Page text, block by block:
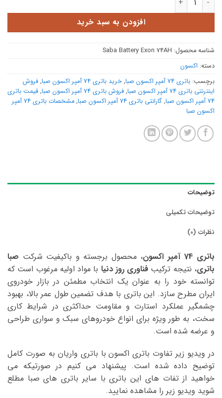
افزودن به سبد خرید
شناسه محصول: Saba Battery Exon 74AH
دسته: اکسون
برچسب: باتری 74 آمپر اکسون صبا , خرید باتری 74 آمپر اکسون صبا , فروش
اینترنتی باتری 74 آمپر اکسون صبا
, فروش باتری 74 آمپر اکسون صبا , قیمت باتری
74 آمپر اکسون صبا
, گارانتی باتری 74 آمپر اکسون صبا ,
مشخصات باتری 74 آمپر
اکسون صبا
توضیحات
توضیحات تکمیلی
نظرات (0)
باتری 74 آمپر اکسون ، محصول برجسته و باکیفیت شرکت صبا
باتری، نتیجه ترکیب فناوری روز دنیا با مواد اولیه مرغوب است که
توانسته خود را به عنوان یک انتخاب مطمئن در بازار خودروی
ایران مطرح سازد. این باتری با هدف تضمین طول عمر بالا، بهبود
چشمگیر عملکرد استارت و مقاومت حداکثری در شرایط کاری
سخت، به طور ویژه برای انواع خودروهای سبک و سواری طراحی
و عرضه شده است.
در ویدیو زیر تفاوت باتری اکسون با باتری واریان به صورت کامل
توضیح داده شده است. پیشنهاد می کنیم در صورتیکه می
خواهید از تفات های این باتری با سایر باتری های صبا مطلع
شوید ویدیو زیر را مشاهده نمایید.